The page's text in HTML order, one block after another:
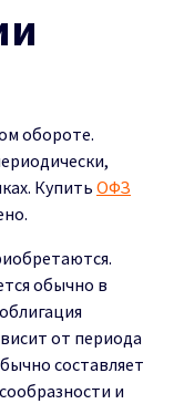
обороте.
Купить ОФЗ
обычно в
от периода
составляет
и